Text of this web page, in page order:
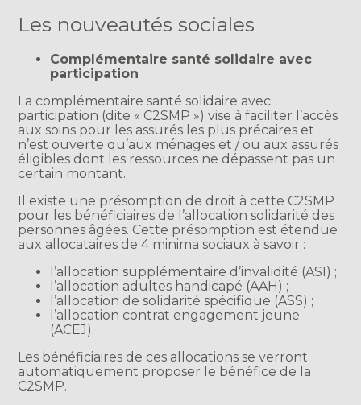
Les nouveautés sociales
Complémentaire santé solidaire avec
participation
La complémentaire santé solidaire avec
participation (dite « C2SMP ») vise à faciliter l’accès
aux soins pour les assurés les plus précaires et
n’est ouverte qu’aux ménages et / ou aux assurés
éligibles dont les ressources ne dépassent pas un
certain montant.
Il existe une présomption de droit à cette C2SMP
pour les bénéficiaires de l’allocation solidarité des
personnes âgées. Cette présomption est étendue
aux allocataires de 4 minima sociaux à savoir :
l’allocation supplémentaire d’invalidité (ASI) ;
l’allocation adultes handicapé (AAH) ;
l’allocation de solidarité spécifique (ASS) ;
l’allocation contrat engagement jeune
(ACEJ).
Les bénéficiaires de ces allocations se verront
automatiquement proposer le bénéfice de la
C2SMP.